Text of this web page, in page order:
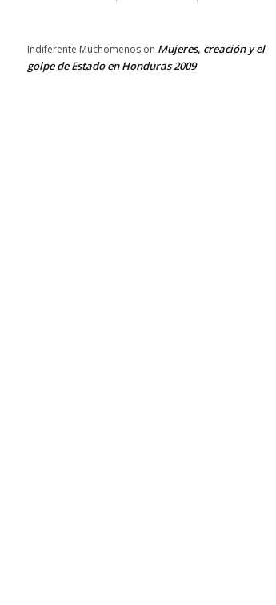
Indiferente Muchomenos on Mujeres, creación y el
golpe de Estado en Honduras 2009